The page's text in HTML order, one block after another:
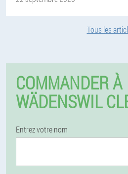
Tous les
COMMANDER À
WÄDENSWIL
Entrez votre nom